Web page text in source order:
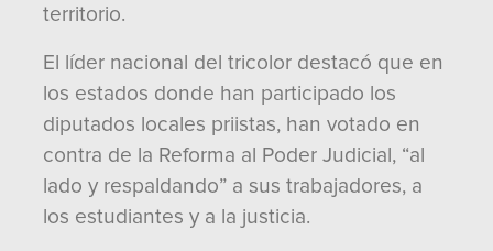
territorio.
El líder nacional del tricolor destacó que en
los estados donde han participado los
diputados locales priistas, han votado en
contra de la Reforma al Poder Judicial, “al
lado y respaldando” a sus trabajadores, a
los estudiantes y a la justicia.